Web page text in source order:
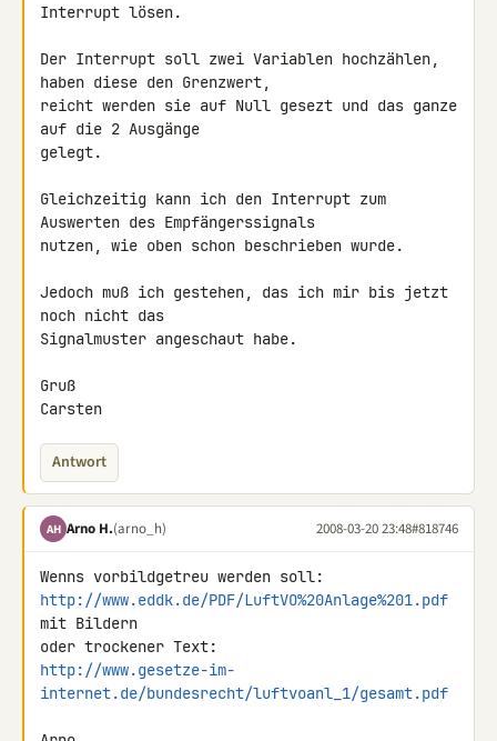
Interrupt lösen.
Der Interrupt soll zwei Variablen hochzählen,
haben diese den Grenzwert,
reicht werden sie auf Null gesezt und das ganze
auf die 2 Ausgänge
gelegt.
Gleichzeitig kann ich den Interrupt zum
Auswerten des Empfängerssignals
nutzen, wie oben schon beschrieben wurde.
Jedoch muß ich gestehen, das ich mir bis jetzt
noch nicht das
Signalmuster angeschaut habe.
Gruß
Carsten
Antwort
AH Arno H.(arno_h) 2008-03-20 23:48#818746
http://www.eddk.de/PDF/LuftVO%20Anlage%201.pdf
mit Bildern
http://www.gesetze-im-
internet.de/bundesrecht/luftvoanl_1/gesamt.pdf